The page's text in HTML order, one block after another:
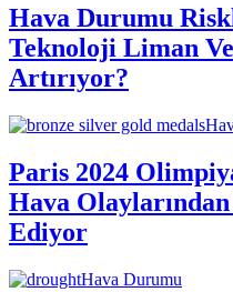
Hava Durumu
Teknoloji Liman
Artırıyor?
Paris 2024
Hava
Ediyor
Hava Durumu